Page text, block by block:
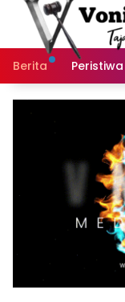
Langsung
Berita
Peristiwa